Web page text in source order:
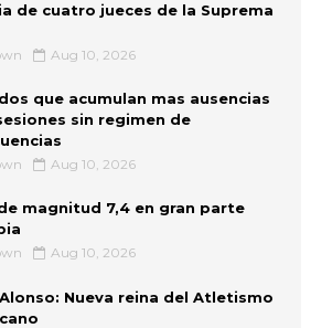
de cuatro jueces de la Suprema
Aug 10, 2026
que acumulan mas ausencias
sin regimen de
Aug 10, 2026
magnitud 7,4 en gran parte
Aug 10, 2026
Nueva reina del Atletismo